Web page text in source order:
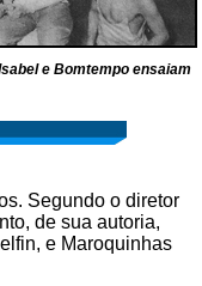
e Bomtempo ensaiam
Segundo o diretor
de sua autoria,
e Maroquinhas